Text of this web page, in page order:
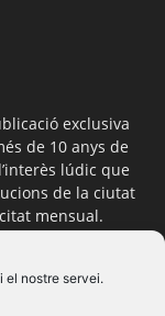
el nostre servei.
exclusiva
de 10 anys de
lúdic que
de la ciutat
mensual.